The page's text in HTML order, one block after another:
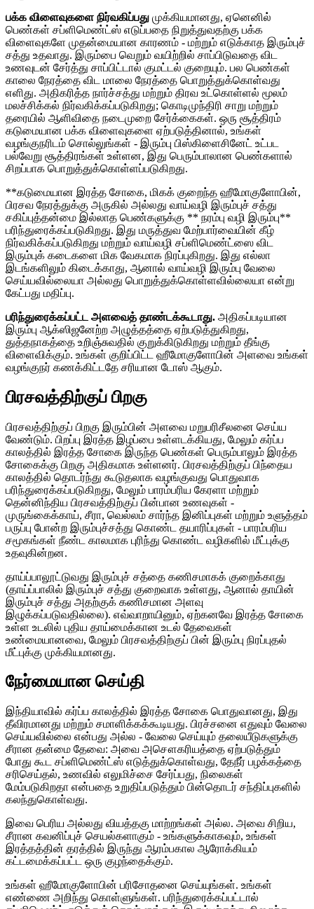
பக்க விளைவுகளை நிர்வகிப்பது முக்கியமானது, ஏனெனில்
பெண்கள் சப்ளிமெண்ட்ஸ் எடுப்பதை நிறுத்துவதற்கு பக்க
விளைவுகளே முதன்மையான காரணம் - மற்றும் எடுக்காத இரும்புச்
சத்து உதவாது. இரும்பை வெறும் வயிற்றில் சாப்பிடுவதை விட
உணவுடன் சேர்த்து சாப்பிட்டால் குமட்டல் குறையும். பல பெண்கள்
காலை நேரத்தை விட மாலை நேரத்தை பொறுத்துக்கொள்வது
எளிது. அதிகரித்த நார்ச்சத்து மற்றும் திரவ உட்கொள்ளல் மூலம்
மலச்சிக்கல் நிர்வகிக்கப்படுகிறது; கொடிமுந்திரி சாறு மற்றும்
தரையில் ஆளிவிதை நடைமுறை சேர்க்கைகள். ஒரு சூத்திரம்
கடுமையான பக்க விளைவுகளை ஏற்படுத்தினால், உங்கள்
வழங்குநரிடம் சொல்லுங்கள் - இரும்பு பிஸ்கிளைசினேட் உட்பட
பல்வேறு சூத்திரங்கள் உள்ளன, இது பெரும்பாலான பெண்களால்
சிறப்பாக பொறுத்துக்கொள்ளப்படுகிறது.
**கடுமையான இரத்த சோகை, மிகக் குறைந்த ஹீமோகுளோபின்,
பிரசவ நேரத்துக்கு அருகில் அல்லது வாய்வழி இரும்புச் சத்து
சகிப்புத்தன்மை இல்லாத பெண்களுக்கு ** நரம்பு வழி இரும்பு**
பரிந்துரைக்கப்படுகிறது. இது மருத்துவ மேற்பார்வையின் கீழ்
நிர்வகிக்கப்படுகிறது மற்றும் வாய்வழி சப்ளிமெண்ட்ஸை விட
இரும்புக் கடைகளை மிக வேகமாக நிரப்புகிறது. இது எல்லா
இடங்களிலும் கிடைக்காது, ஆனால் வாய்வழி இரும்பு வேலை
செய்யவில்லையா அல்லது பொறுத்துக்கொள்ளவில்லையா என்று
கேட்பது மதிப்பு.
பரிந்துரைக்கப்பட்ட அளவைத் தாண்டக்கூடாது. அதிகப்படியான
இரும்பு ஆக்ஸிஜனேற்ற அழுத்தத்தை ஏற்படுத்துகிறது,
துத்தநாகத்தை உறிஞ்சுவதில் குறுக்கிடுகிறது மற்றும் தீங்கு
விளைவிக்கும். உங்கள் குறிப்பிட்ட ஹீமோகுளோபின் அளவை உங்கள்
வழங்குநர் கணக்கிட்டதே சரியான டோஸ் ஆகும்.
பிரசவத்திற்குப் பிறகு
பிரசவத்திற்குப் பிறகு இரும்பின் அளவை மறுபரிசீலனை செய்ய
வேண்டும். பிறப்பு இரத்த இழப்பை உள்ளடக்கியது, மேலும் கர்ப்ப
காலத்தில் இரத்த சோகை இருந்த பெண்கள் பெரும்பாலும் இரத்த
சோகைக்கு பிறகு அதிகமாக உள்ளனர். பிரசவத்திற்குப் பிந்தைய
காலத்தில் தொடர்ந்து கூடுதலாக வழங்குவது பொதுவாக
பரிந்துரைக்கப்படுகிறது, மேலும் பாரம்பரிய கேரளா மற்றும்
தென்னிந்திய பிரசவத்திற்குப் பின்பான உணவுகள் -
முருங்கைக்காய், சீரா, வெல்லம் சார்ந்த இனிப்புகள் மற்றும் உளுத்தம்
பருப்பு போன்ற இரும்புச்சத்து கொண்ட தயாரிப்புகள் - பாரம்பரிய
சமூகங்கள் நீண்ட காலமாக புரிந்து கொண்ட வழிகளில் மீட்புக்கு
உதவுகின்றன.
தாய்ப்பாலூட்டுவது இரும்புச் சத்தை கணிசமாகக் குறைக்காது
(தாய்ப்பாலில் இரும்புச் சத்து குறைவாக உள்ளது, ஆனால் தாயின்
இரும்புச் சத்து அதற்குக் கணிசமான அளவு
இழுக்கப்படுவதில்லை). எவ்வாறாயினும், ஏற்கனவே இரத்த சோகை
உள்ள உடலில் புதிய தாய்மைக்கான உடல் தேவைகள்
உண்மையானவை, மேலும் பிரசவத்திற்குப் பின் இரும்பு நிரப்புதல்
மீட்புக்கு முக்கியமானது.
நேர்மையான செய்தி
இந்தியாவில் கர்ப்ப காலத்தில் இரத்த சோகை பொதுவானது, இது
தீவிரமானது மற்றும் சமாளிக்கக்கூடியது. பிரச்சனை எதுவும் வேலை
செய்யவில்லை என்பது அல்ல - வேலை செய்யும் தலையீடுகளுக்கு
சீரான தன்மை தேவை: அவை அசௌகரியத்தை ஏற்படுத்தும்
போது கூட சப்ளிமெண்ட்ஸ் எடுத்துக்கொள்வது, தேநீர் பழக்கத்தை
சரிசெய்தல், உணவில் எலுமிச்சை சேர்ப்பது, நிலைகள்
மேம்படுகிறதா என்பதை உறுதிப்படுத்தும் பின்தொடர் சந்திப்புகளில்
கலந்துகொள்வது.
இவை பெரிய அல்லது வியத்தகு மாற்றங்கள் அல்ல. அவை சிறிய,
சீரான கவனிப்புச் செயல்களாகும் - உங்களுக்காகவும், உங்கள்
இரத்தத்தின் தரத்தில் இருந்து ஆரம்பகால ஆரோக்கியம்
கட்டமைக்கப்பட்ட ஒரு குழந்தைக்கும்.
உங்கள் ஹீமோகுளோபின் பரிசோதனை செய்யுங்கள். உங்கள்
எண்ணை அறிந்து கொள்ளுங்கள். பரிந்துரைக்கப்பட்டால்